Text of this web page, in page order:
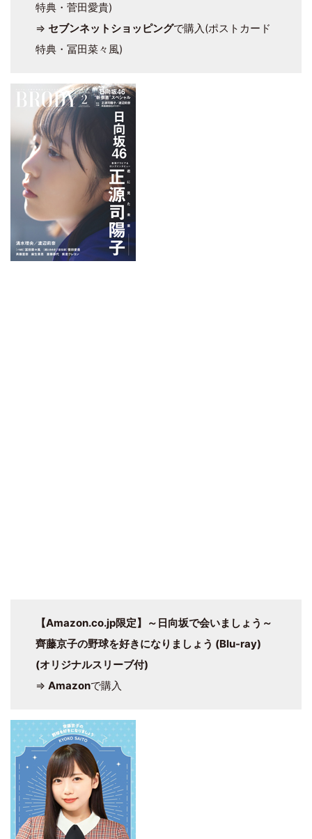
特典・菅田愛貴)
⇒ セブンネットショッピングで購入(ポストカード
特典・冨田菜々風)
【Amazon.co.jp限定】～日向坂で会いましょう～
齊藤京子の野球を好きになりましょう (Blu-ray)
(オリジナルスリーブ付)
⇒ Amazonで購入